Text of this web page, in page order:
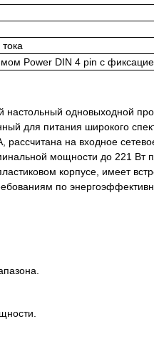
Power DIN 4 pin с
настольный одновыходной
для питания широкого
рассчитана на входное
мощности до 221 Вт
корпусе, имеет
по